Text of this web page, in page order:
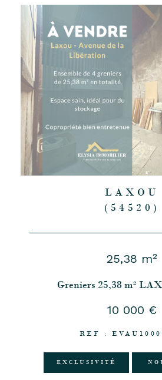
LAXOU
(54520)
25,38 m²
Greniers 25,38 m²
10 000 €
REF :
EXCLUSIVITÉ